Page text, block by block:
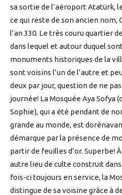
sa sortie de l’aéroport Atatürk,
ce qui reste de son ancien
l’an 330. Le très couru quartier
dans lequel et autour duquel
monuments historiques de la
sont voisins l’un de l’autre et
deux par jour, question de ne
journée! La Mosquée Aya Sofya
Sophie), qui a été pendant de
grande au monde, est
démarque par la présence de
partir de feuilles d’or. Superbe!
autre lieu de culte construit
fois-ci toujours en service, la
distingue de sa voisine grâce à